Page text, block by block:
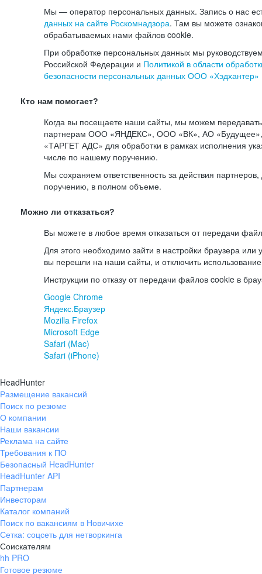
Мы — оператор персональных данных. Запись о нас
данных на сайте Роскомнадзора. Там вы можете
обрабатываемых нами файлов cookie.
При обработке персональных данных мы
Российской Федерации и Политикой в области
безопасности персональных данных ООО «Хэдхантер»
Кто нам помогает?
Когда вы посещаете наши сайты, мы можем
партнерам ООО «ЯНДЕКС», ООО «ВК», АО
«ТАРГЕТ АДС» для обработки в рамках исполнения
числе по нашему поручению.
Мы сохраняем ответственность за действия
поручению, в полном объеме.
Можно ли отказаться?
Вы можете в любое время отказаться от передачи
Для этого необходимо зайти в настройки браузера или
вы перешли на наши сайты, и отключить
Инструкции по отказу от передачи файлов cookie в
Google Chrome
Яндекс.Браузер
Mozilla Firefox
Microsoft Edge
Safari (Mac)
Safari (iPhone)
HeadHunter
Размещение вакансий
Поиск по резюме
О компании
Наши вакансии
Реклама на сайте
Требования к ПО
Безопасный HeadHunter
HeadHunter API
Партнерам
Инвесторам
Каталог компаний
Поиск по вакансиям в Новичихе
Сетка: соцсеть для нетворкинга
Соискателям
hh PRO
Готовое резюме